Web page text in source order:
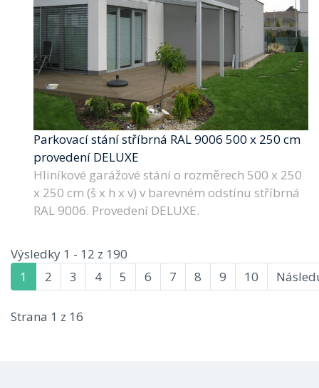
Parkovací stání stříbrná RAL 9006 500 x 250 cm
provedení DELUXE
Hliníkové garážové stání o rozměrech 500 x 250
x 250 cm (š x h x v) v barevném odstínu stříbrná
RAL 9006. Provedení DELUXE.
Výsledky 1 - 12 z 190
1
2 3 4 5 6 7 8 9 10
Strana 1 z 16